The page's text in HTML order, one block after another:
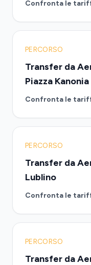
Confronta le
PERCORSO
Transfer da
Piazza Kanonia
Confronta le
PERCORSO
Transfer da
Lublino
Confronta le
PERCORSO
Transfer da